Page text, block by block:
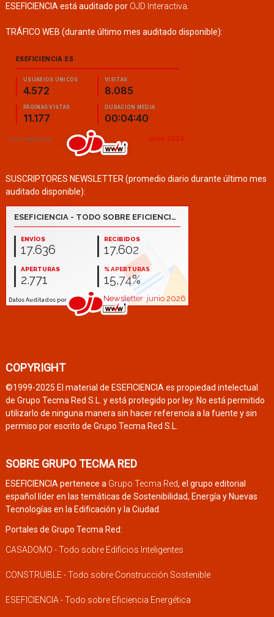
ESEFICIENCIA está auditado por OJD Interactiva
TRÁFICO WEB (durante último mes auditado disponible):
SUSCRIPTORES NEWSLETTER (promedio diario durante último mes
auditado disponible):
COPYRIGHT
©1999-2025 El material de ESEFICIENCIA es propiedad intelectual
de Grupo Tecma Red S.L. y está protegido por ley. No está permitido
utilizarlo de ninguna manera sin hacer referencia a la fuente y sin
permiso por escrito de Grupo Tecma Red S.L.
SOBRE GRUPO TECMA RED
ESEFICIENCIA pertenece a Grupo Tecma Red, el grupo editorial
español líder en las temáticas de Sostenibilidad, Energía y Nuevas
Tecnologías en la Edificación y la Ciudad.
Portales de Grupo Tecma Red:
CASADOMO - Todo sobre Edificios Inteligentes
CONSTRUIBLE - Todo sobre Construcción Sostenible
ESEFICIENCIA - Todo sobre Eficiencia Energética